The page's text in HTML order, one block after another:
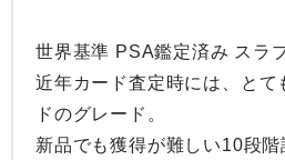
世界基準 PSA鑑定済み スラ
近年カード査定時には、とて
ドのグレード。
新品でも獲得が難しい10段